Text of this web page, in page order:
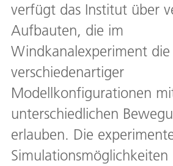
verfügt das Institut über
Aufbauten, die im
Windkanalexperiment
verschiedenartiger
Modellkonfigurationen
unterschiedlichen
erlauben. Die
Simulationsmöglichkeiten